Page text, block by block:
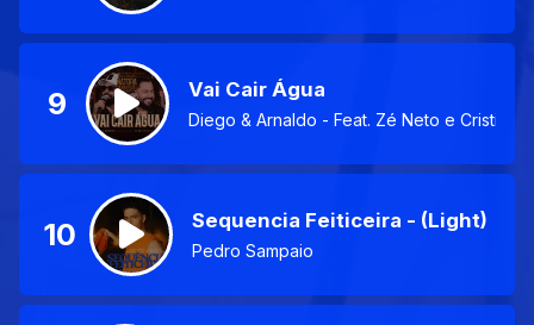
9 Vai Cair Água
Diego & Arnaldo - Feat. Zé Neto e Cristiano
10 Sequencia Feiticeira - (Light)
Pedro Sampaio